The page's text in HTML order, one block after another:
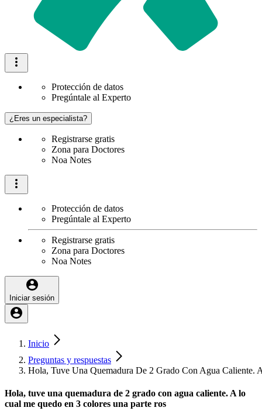
Protección de datos
Pregúntale al Experto
¿Eres un especialista?
Registrarse gratis
Zona para Doctores
Noa Notes
Protección de datos
Pregúntale al Experto
Registrarse gratis
Zona para Doctores
Noa Notes
Iniciar sesión
Inicio
Preguntas y respuestas
Hola, Tuve Una Quemadura De 2 Grado Con Agua Caliente.
Hola, tuve una quemadura de 2 grado con agua caliente. A lo
cual me quedo en 3 colores una parte ros